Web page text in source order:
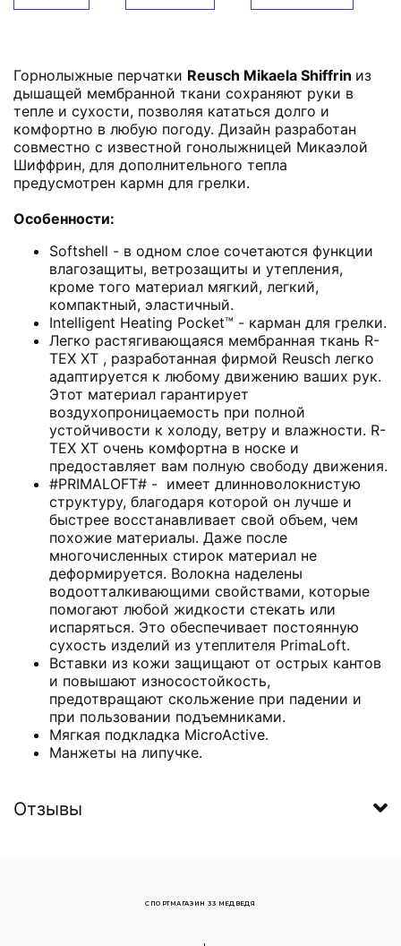
Горнолыжные перчатки Reusch Mikaela Shiffrin из
дышащей мембранной ткани сохраняют руки в
тепле и сухости, позволяя кататься долго и
комфортно в любую погоду. Дизайн разработан
совместно с известной гонолыжницей Микаэлой
Шиффрин, для дополнительного тепла
предусмотрен кармн для грелки.
Особенности:
Softshell - в одном слое сочетаются функции
влагозащиты, ветрозащиты и утепления,
кроме того материал мягкий, легкий,
компактный, эластичный.
Intelligent Heating Pocket™ - карман для грелки.
Легко растягивающаяся мембранная ткань R-
TЕX XT , разработанная фирмой Reusch легко
адаптируется к любому движению ваших рук.
Этот материал гарантирует
воздухопроницаемость при полной
устойчивости к холоду, ветру и влажности. R-
TЕX XT очень комфортна в носке и
предоставляет вам полную свободу движения.
#PRIMALOFT# - имеет длинноволокнистую
структуру, благодаря которой он лучше и
быстрее восстанавливает свой объем, чем
похожие материалы. Даже после
многочисленных стирок материал не
деформируется. Волокна наделены
водоотталкивающими свойствами, которые
помогают любой жидкости стекать или
испаряться. Это обеспечивает постоянную
сухость изделий из утеплителя PrimaLoft.
Вставки из кожи защищают от острых кантов
и повышают износостойкость,
предотвращают скольжение при падении и
при пользовании подъемниками.
Мягкая подкладка MicroActive.
Манжеты на липучке.
Отзывы
СПОРТМАГАЗИН 33 МЕДВЕДЯ